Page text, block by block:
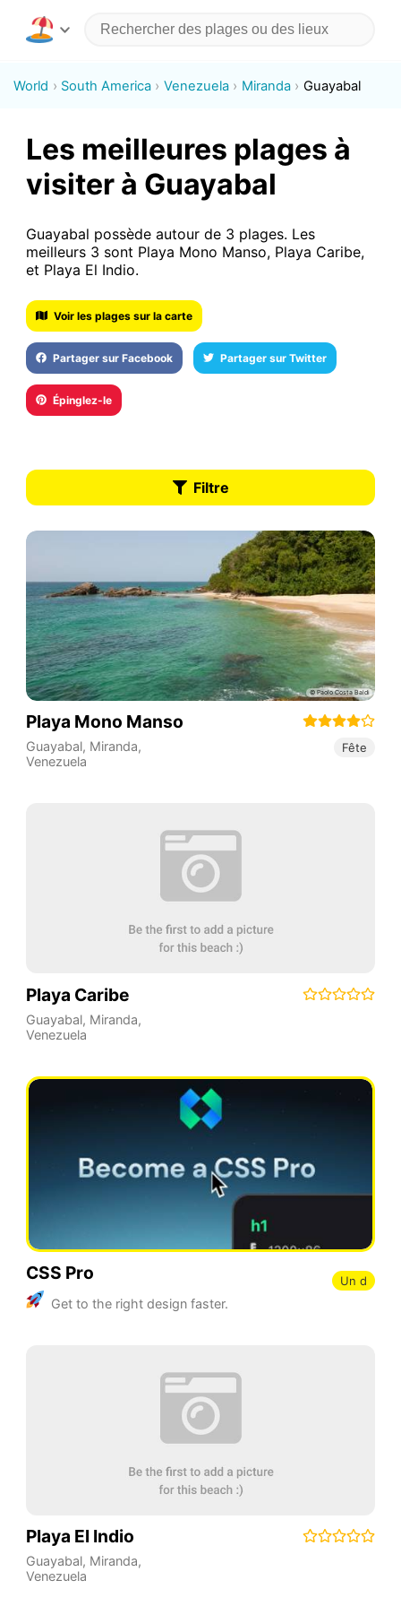
World South America Venezuela Miranda Guayabal
Les meilleures plages à
visiter à Guayabal
Guayabal possède autour de 3 plages. Les
meilleurs 3 sont Playa Mono Manso, Playa Caribe,
et Playa El Indio.
Voir les plages sur la carte
Partager sur Facebook Partager sur Twitter
Épinglez-le
Filtre
Playa Mono Manso
Guayabal, Miranda,
Venezuela
Fête
Playa Caribe
Guayabal, Miranda,
Venezuela
CSS Pro
Get to the right design faster.
Un d
Playa El Indio
Guayabal, Miranda,
Venezuela